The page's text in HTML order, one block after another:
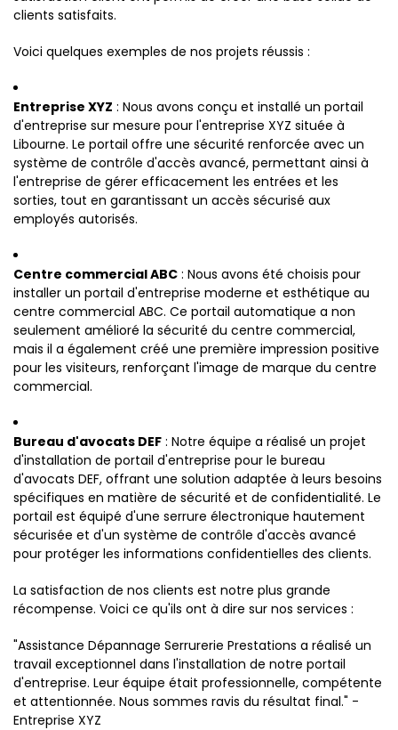
clients satisfaits.
Voici quelques exemples de nos projets réussis :
Entreprise XYZ : Nous avons conçu et installé un portail
d'entreprise sur mesure pour l'entreprise XYZ située à
Libourne. Le portail offre une sécurité renforcée avec un
système de contrôle d'accès avancé, permettant ainsi à
l'entreprise de gérer efficacement les entrées et les
sorties, tout en garantissant un accès sécurisé aux
employés autorisés.
Centre commercial ABC : Nous avons été choisis pour
installer un portail d'entreprise moderne et esthétique au
centre commercial ABC. Ce portail automatique a non
seulement amélioré la sécurité du centre commercial,
mais il a également créé une première impression positive
pour les visiteurs, renforçant l'image de marque du centre
commercial.
Bureau d'avocats DEF : Notre équipe a réalisé un projet
d'installation de portail d'entreprise pour le bureau
d'avocats DEF, offrant une solution adaptée à leurs besoins
spécifiques en matière de sécurité et de confidentialité. Le
portail est équipé d'une serrure électronique hautement
sécurisée et d'un système de contrôle d'accès avancé
pour protéger les informations confidentielles des clients.
La satisfaction de nos clients est notre plus grande
récompense. Voici ce qu'ils ont à dire sur nos services :
"Assistance Dépannage Serrurerie Prestations a réalisé un
travail exceptionnel dans l'installation de notre portail
d'entreprise. Leur équipe était professionnelle, compétente
et attentionnée. Nous sommes ravis du résultat final." -
Entreprise XYZ